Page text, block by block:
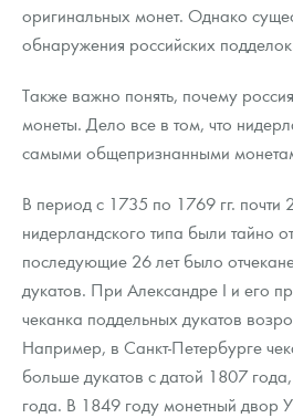
оригинальных монет. Однако
обнаружения российских
Также важно понять, почему
монеты. Дело все в том, что
самыми общепризнанными
В период с 1735 по 1769 гг. почти
нидерландского типа были тайно
последующие 26 лет было
дукатов. При Александре I и его
чеканка поддельных дукатов
Например, в Санкт-Петербурге
больше дукатов с датой 1807
года. В 1849 году монетный двор